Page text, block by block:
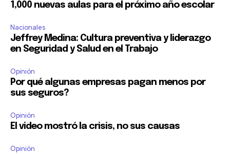
1,000 nuevas aulas para el próximo año escolar
Nacionales
Jeffrey Medina: Cultura preventiva y liderazgo
en Seguridad y Salud en el Trabajo
Opinión
Por qué algunas empresas pagan menos por
sus seguros?
Opinión
El video mostró la crisis, no sus causas
Opinión